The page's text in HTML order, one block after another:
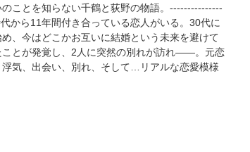
ことを知らない千鶴と荻野の物語。---------------
から11年間付き合っている恋人がいる。30代に
、今はどこかお互いに結婚という未来を避けて
ことが発覚し、2人に突然の別れが訪れ――。元恋
気、出会い、別れ、そして…リアルな恋愛模様